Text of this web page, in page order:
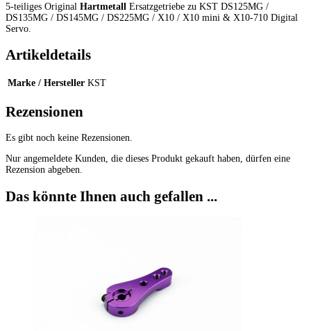
5-teiliges Original Hartmetall Ersatzgetriebe zu KST DS125MG /
DS135MG / DS145MG / DS225MG / X10 / X10 mini & X10-710 Digital
Servo.
Artikeldetails
Marke / Hersteller KST
Rezensionen
Es gibt noch keine Rezensionen.
Nur angemeldete Kunden, die dieses Produkt gekauft haben, dürfen eine
Rezension abgeben.
Das könnte Ihnen auch gefallen ...